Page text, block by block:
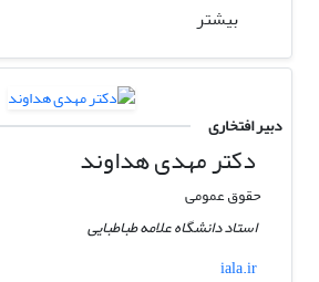
بیشتر
دبیر افتخاری
دکتر مهدی هداوند
حقوق عمومی
استاد دانشگاه علامه طباطبایی
iala.ir